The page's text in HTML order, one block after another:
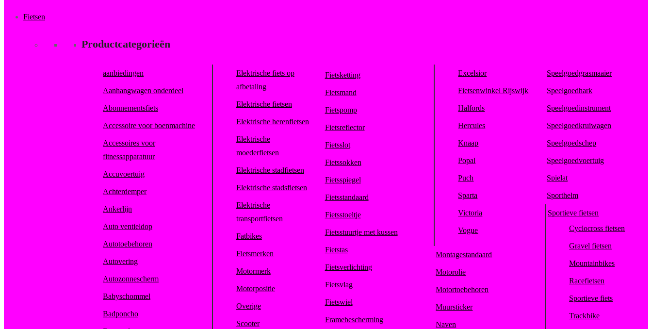
Fietsen
Productcategorieën
aanbiedingen
Aanhangwagen onderdeel
Abonnementsfiets
Accessoire voor boenmachine
Accessoires voor
fitnessapparatuur
Accuvoertuig
Achterdemper
Ankerlijn
Auto ventieldop
Autotoebehoren
Autovering
Autozonnescherm
Babyschommel
Badponcho
Elektrische fiets op
afbetaling
Elektrische fietsen
Elektrische herenfietsen
Elektrische
moederfietsen
Elektrische stadfietsen
Elektrische stadsfietsen
Elektrische
transportfietsen
Fatbikes
Fietsmerken
Motormerk
Motorpositie
Overige
Scooter
Fietsketting
Fietsmand
Fietspomp
Fietsreflector
Fietsslot
Fietssokken
Fietsspiegel
Fietsstandaard
Fietsstoeltje
Fietsstuurtje met kussen
Fietstas
Fietsverlichting
Fietsvlag
Fietswiel
Framebescherming
Excelsior
Fietsenwinkel Rijswijk
Halfords
Hercules
Knaap
Popal
Puch
Sparta
Victoria
Vogue
Montagestandaard
Motorolie
Motortoebehoren
Muursticker
Naven
Speelgoedgrasmaaier
Speelgoedhark
Speelgoedinstrument
Speelgoedkruiwagen
Speelgoedschep
Speelgoedvoertuig
Spielat
Sporthelm
Sportieve fietsen
Cyclocross fietsen
Gravel fietsen
Mountainbikes
Racefietsen
Sportieve fiets
Trackbike